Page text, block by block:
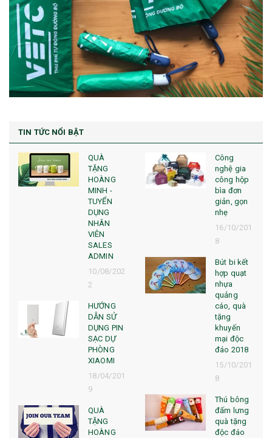
TIN TỨC NỔI BẬT
QUÀ
TẶNG
HOÀNG
MINH -
TUYỂN
DỤNG
NHÂN
VIÊN
SALES
ADMIN
10/08/202
2
HƯỚNG
DẪN SỬ
DỤNG PIN
SẠC DỰ
PHÒNG
XIAOMI
18/04/201
9
QUÀ
TẶNG
HOÀNG
Công
nghệ gia
công hộp
bìa đơn
giản, gọn
nhẹ
16/10/201
8
Bút bi kết
hợp quạt
nhựa
quảng
cáo, quà
tặng
khuyến
mại độc
đáo 2018
15/10/201
8
Thú bông
đấm lưng
quà tặng
độc đáo